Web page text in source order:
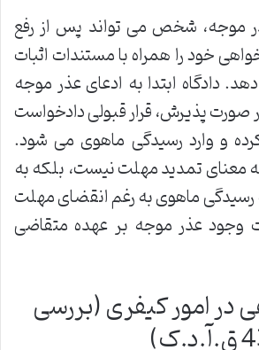
موجه، شخص می تواند پس از رفع
خود را همراه با مستندات اثبات
دهد. دادگاه ابتدا به ادعای عذر موجه
صورت پذیرش، قرار قبولی دادخواست
و وارد رسیدگی ماهوی می شود.
معنای تمدید مهلت نیست، بلکه به
رسیدگی ماهوی به رغم انقضای مهلت
وجود عذر موجه بر عهده متقاضی
در امور کیفری (بررسی